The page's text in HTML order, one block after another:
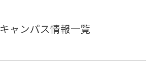
キャンパス情報一覧